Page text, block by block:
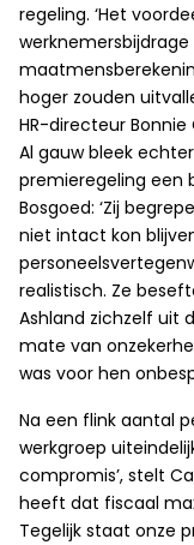
regeling. ‘Het
hoger zouden
HR-directeur Bonnie
Al gauw bleek
premieregeling een
Bosgoed: ‘Zij
niet intact kon
realistisch. Ze
Ashland zichzelf uit
mate van
was voor hen
Na een flink aantal
werkgroep
compromis’, stelt
heeft dat fiscaal
Tegelijk staat onze